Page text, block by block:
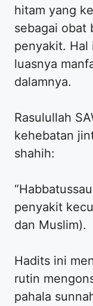
hitam yang
sebagai obat
penyakit. Hal
luasnya
dalamnya.
Rasulullah
kehebatan
shahih:
penyakit
dan Muslim).
Hadits ini
rutin
pahala